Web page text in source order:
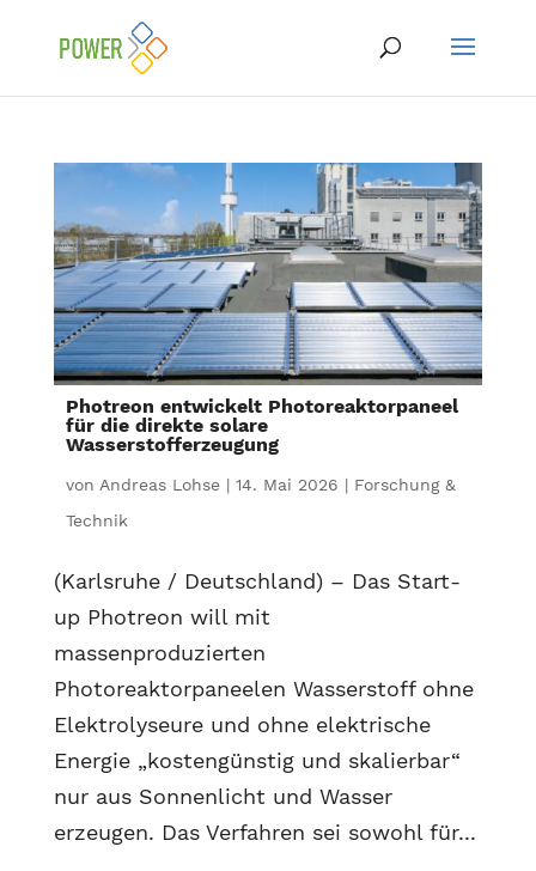
Photreon entwickelt Photoreaktorpaneel
für die direkte solare
Wasserstofferzeugung
von Andreas Lohse| 14. Mai 2026 | Forschung &
Technik
(Karlsruhe / Deutschland) – Das Start-
up Photreon will mit
massenproduzierten
Photoreaktorpaneelen Wasserstoff ohne
Elektrolyseure und ohne elektrische
Energie „kostengünstig und skalierbar“
nur aus Sonnenlicht und Wasser
erzeugen. Das Verfahren sei sowohl für...